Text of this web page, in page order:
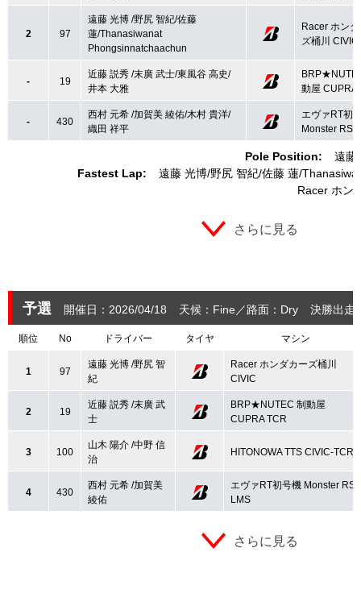
Pole Position:
遠藤
Fastest Lap:
遠藤 光博 野尻 智紀 佐藤 蓮
Racer ホン
2 97
遠藤 光博 /野尻 智紀/佐藤
蓮/Thanasiwanat
Phongsinnatchaachun
Racer ホン
ズ桶川 CIVIC
- 19
近藤 説秀 /末廣 武士/東風谷 高史/
井本 大雅
動屋 CUPRA
- 430
西村 元希 /加賀美 綾佑/木村 貴洋/
織田 祥平
エヴァRT初
Monster RS3
さらに見る
予選 開催日：2026/04/18 天候：Fine 路面：Dry 決勝出走
順位 No ドライバー タイヤ マシン
1 97
遠藤 光博 /野尻 智
紀
Racer ホンダカーズ桶川
CIVIC
2 19
近藤 説秀 /末廣 武
士
BRP★NUTEC 制動屋
CUPRA TCR
3 100
山木 陽介 /中野 信
治
HITONOWA TTS CIVIC-TCR
4 430
西村 元希 /加賀美
綾佑
エヴァRT初号機 Monster RS3
LMS
さらに見る